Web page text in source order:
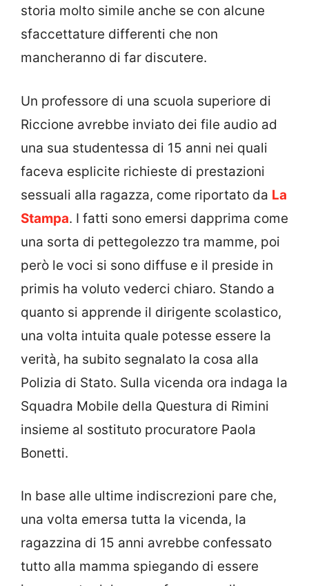
storia molto simile anche se con alcune
sfaccettature differenti che non
mancheranno di far discutere.
Un professore di una scuola superiore di
Riccione avrebbe inviato dei file audio ad
una sua studentessa di 15 anni nei quali
faceva esplicite richieste di prestazioni
sessuali alla ragazza, come riportato da La
Stampa. I fatti sono emersi dapprima come
una sorta di pettegolezzo tra mamme, poi
però le voci si sono diffuse e il preside in
primis ha voluto vederci chiaro. Stando a
quanto si apprende il dirigente scolastico,
una volta intuita quale potesse essere la
verità, ha subito segnalato la cosa alla
Polizia di Stato. Sulla vicenda ora indaga la
Squadra Mobile della Questura di Rimini
insieme al sostituto procuratore Paola
Bonetti.
In base alle ultime indiscrezioni pare che,
una volta emersa tutta la vicenda, la
ragazzina di 15 anni avrebbe confessato
tutto alla mamma spiegando di essere